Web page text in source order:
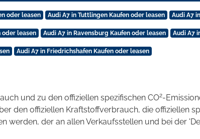
oder leasen Audi A7 in Tuttlingen Kaufen oder leasen Audi A7
oder leasen Audi A7 in Ravensburg Kaufen oder leasen Audi A7
Audi A7 in Friedrichshafen Kaufen oder leasen
und zu den offiziellen spezifischen CO2-
den offiziellen Kraftstoffverbrauch, die offiziellen
werden, der an allen Verkaufsstellen und bei der